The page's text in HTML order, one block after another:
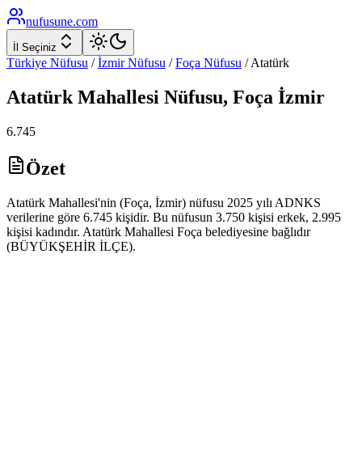
nufusune.com
İl Seçiniz
Türkiye Nüfusu / İzmirNüfusu / Foça Nüfusu /Atatürk
Atatürk Mahallesi Nüfusu, Foça İzmir
6.745
Özet
Atatürk Mahallesi'nin (Foça, İzmir) nüfusu 2025 yılı ADNKS
verilerine göre 6.745 kişidir. Bu nüfusun 3.750 kişisi erkek, 2.995
kişisi kadındır. Atatürk Mahallesi Foça belediyesine bağlıdır
(BÜYÜKŞEHİR İLÇE).